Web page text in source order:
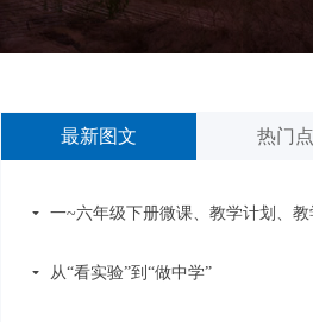
最新图文 热门
끙 一~六年级下册微课、教学计划、
끙 从“看实验”到“做中学”